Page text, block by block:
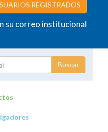
REGISTRADOS
su correo institucional